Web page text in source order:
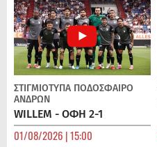
ΣΤΙΓΜΙΟΤΥΠΑ ΠΟΔΌΣΦΑΙΡΟ
ΑΝΔΡΏΝ
WILLEM - ΟΦΗ 2-1
01/08/2026 | 15:00